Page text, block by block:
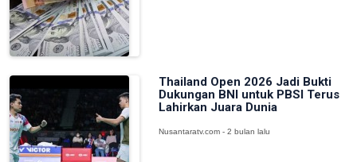
Thailand Open 2026 Jadi Bukti
Dukungan BNI untuk PBSI Terus
Lahirkan Juara Dunia
Nusantaratv.com - 2 bulan lalu